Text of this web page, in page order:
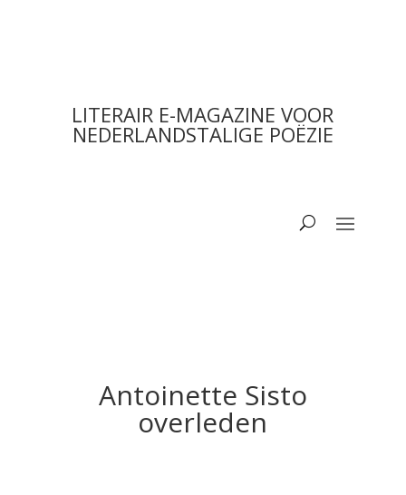
LITERAIR E-MAGAZINE VOOR
NEDERLANDSTALIGE POËZIE
Antoinette Sisto
overleden